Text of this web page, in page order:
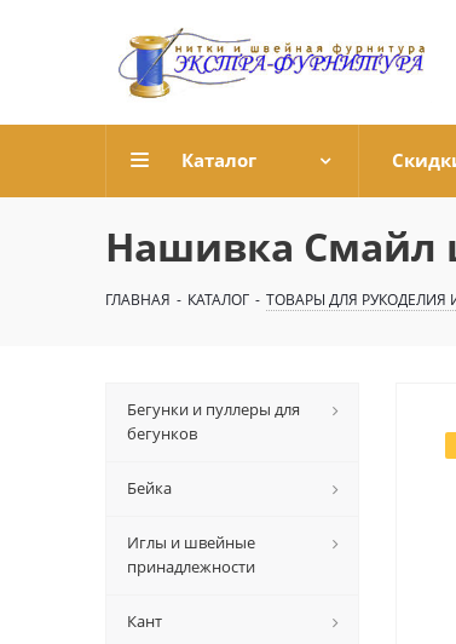
Каталог
Нашивка Смайл
ГЛАВНАЯ - КАТАЛОГ - ТОВАРЫ ДЛЯ РУКОДЕЛИЯ
Бегунки и пуллеры для
бегунков
Бейка
Иглы и швейные
принадлежности
Кант